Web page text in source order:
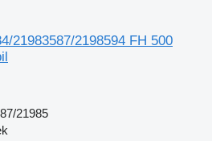
21983587/2198594 FH 500
21985